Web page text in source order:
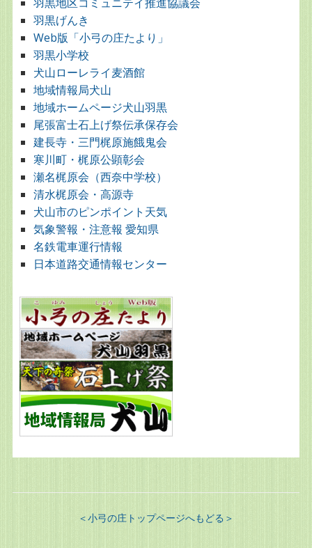
羽黒げんき
Web版「小弓の庄たより」
羽黒小学校
犬山ローレライ麦酒館
地域情報局犬山
地域ホームページ犬山羽黒
尾張富士石上げ祭伝承保存会
建長寺・三門梶原施餓鬼会
寒川町・梶原公顕彰会
瀬名梶原会（西奈中学校）
清水梶原会・高源寺
犬山市のピンポイント天気
気象警報・注意報 愛知県
名鉄電車運行情報
日本道路交通情報センター
＜小弓の庄トップページへもどる＞